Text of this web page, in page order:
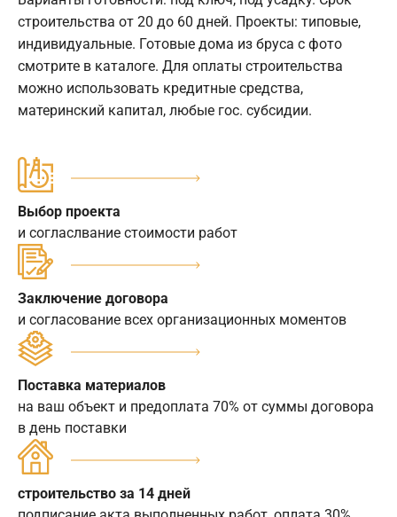
строительства от 20 до 60 дней. Проекты: типовые,
индивидуальные. Готовые дома из бруса с фото
смотрите в каталоге. Для оплаты строительства
можно использовать кредитные средства,
материнский капитал, любые гос. субсидии.
Выбор проекта
и согласлвание стоимости работ
Заключение договора
и согласование всех организационных моментов
Поставка материалов
на ваш объект и предоплата 70% от суммы договора
в день поставки
строительство за 14 дней